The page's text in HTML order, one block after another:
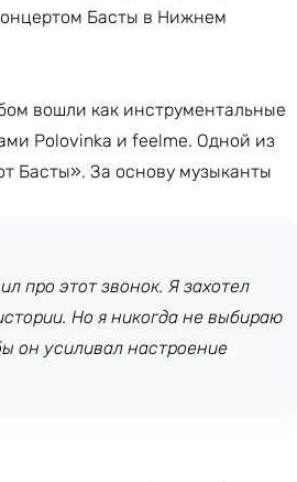
Басты в Нижнем
вошли как инструментальные
Polovinka и feelme. Одной из
Басты». За основу музыканты
про этот звонок. Я захотел
Но я никогда не выбираю
он усиливал настроение